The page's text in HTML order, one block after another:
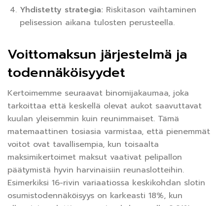
Yhdistetty strategia: Riskitason vaihtaminen
pelisession aikana tulosten perusteella.
Voittomaksun järjestelmä ja
todennäköisyydet
Kertoimemme seuraavat binomijakaumaa, joka
tarkoittaa että keskellä olevat aukot saavuttavat
kuulan yleisemmin kuin reunimmaiset. Tämä
matemaattinen tosiasia varmistaa, että pienemmät
voitot ovat tavallisempia, kun toisaalta
maksimikertoimet maksut vaativat pelipallon
päätymistä hyvin harvinaisiin reunaslotteihin.
Esimerkiksi 16-rivin variaatiossa keskikohdan slotin
osumistodennäköisyys on karkeasti 18%, kun